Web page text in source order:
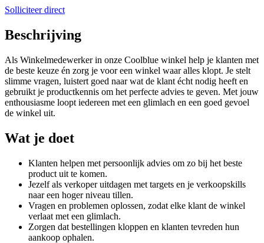
Solliciteer direct
Beschrijving
Als Winkelmedewerker in onze Coolblue winkel help je klanten met
de beste keuze én zorg je voor een winkel waar alles klopt. Je stelt
slimme vragen, luistert goed naar wat de klant écht nodig heeft en
gebruikt je productkennis om het perfecte advies te geven. Met jouw
enthousiasme loopt iedereen met een glimlach en een goed gevoel
de winkel uit.
Wat je doet
Klanten helpen met persoonlijk advies om zo bij het beste
product uit te komen.
Jezelf als verkoper uitdagen met targets en je verkoopskills
naar een hoger niveau tillen.
Vragen en problemen oplossen, zodat elke klant de winkel
verlaat met een glimlach.
Zorgen dat bestellingen kloppen en klanten tevreden hun
aankoop ophalen.